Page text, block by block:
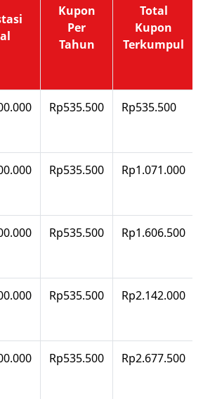
Kupon
Per
Tahun
Total
Kupon
Terkumpul
Rp535.500 Rp535.500
Rp535.500 Rp1.071.000
Rp535.500 Rp1.606.500
Rp535.500 Rp2.142.000
Rp535.500 Rp2.677.500